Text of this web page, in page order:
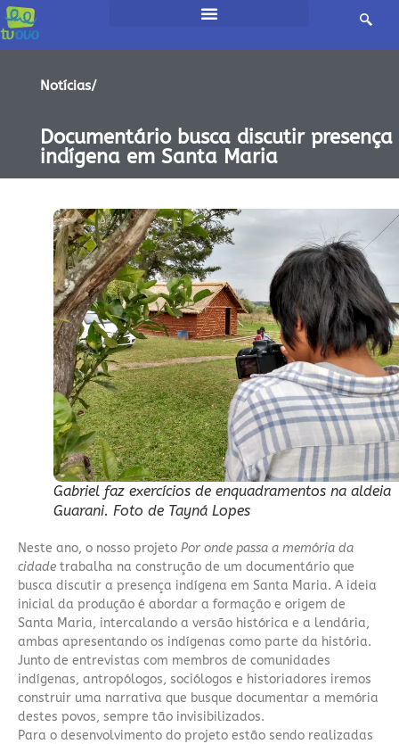
Notícias/
Documentário busca discutir presença
indígena em Santa Maria
Gabriel faz exercícios de enquadramentos na aldeia
Guarani. Foto de Tayná Lopes
Neste ano, o nosso projeto Por onde passa a memória da
cidade trabalha na construção de um documentário que
busca discutir a presença indígena em Santa Maria. A ideia
inicial da produção é abordar a formação e origem de
Santa Maria, intercalando a versão histórica e a lendária,
ambas apresentando os indígenas como parte da história.
Junto de entrevistas com membros de comunidades
indígenas, antropólogos, sociólogos e historiadores iremos
construir uma narrativa que busque documentar a memória
destes povos, sempre tão invisibilizados.
Para o desenvolvimento do projeto estão sendo realizadas